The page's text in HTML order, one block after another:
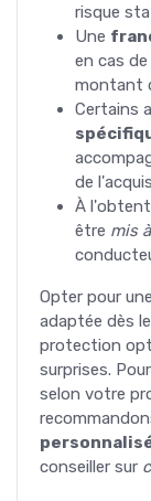
risque
Une
en cas
montant
Certains
de
À
être mis
Opter pour une
adaptée dès
protection
surprises.
selon votre
conseiller sur